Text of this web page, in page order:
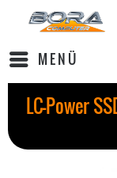
MENÜ
LC-Power